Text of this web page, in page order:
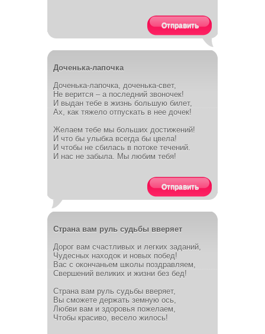
Отправить
Доченька-лапочка
Доченька-лапочка, доченька-свет,
Не верится – а последний звоночек!
И выдан тебе в жизнь большую билет,
Ах, как тяжело отпускать в нее дочек!
Желаем тебе мы больших достижений!
И что бы улыбка всегда бы цвела!
И чтобы не сбилась в потоке течений.
И нас не забыла. Мы любим тебя!
Отправить
Страна вам руль судьбы вверяет
Дорог вам счастливых и легких заданий,
Чудесных находок и новых побед!
Вас с окончаньем школы поздравляем,
Свершений великих и жизни без бед!
Страна вам руль судьбы вверяет,
Вы сможете держать земную ось,
Любви вам и здоровья пожелаем,
Чтобы красиво, весело жилось!